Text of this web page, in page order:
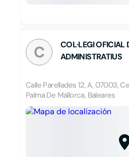
C
COL·LEGI OFICIAL
ADMINISTRATIUS
Calle Parellades 12, A, 07003,
Palma De Mallorca, Baleares